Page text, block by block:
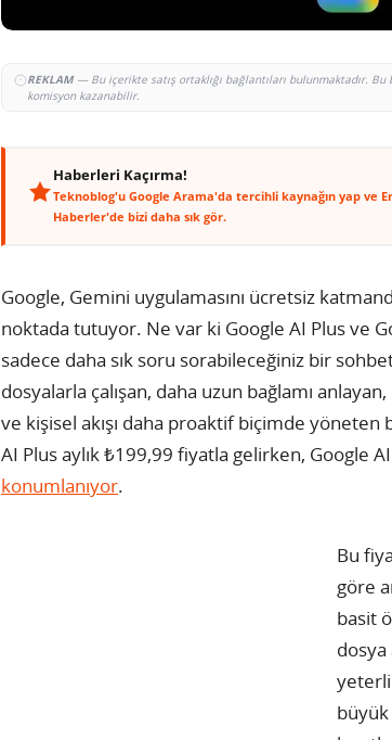
REKLAM— Bu içerikte satış ortaklığı bağlantıları bulunmaktadır.
komisyon kazanabilir.
Haberleri Kaçırma!
Teknoblog'u Google Arama'da tercihli kaynağın yap ve
Haberler'de bizi daha sık gör.
Google, Gemini uygulamasını ücretsiz
noktada tutuyor. Ne var ki Google AI Plus ve
sadece daha sık soru sorabileceğiniz bir
dosyalarla çalışan, daha uzun bağlamı
ve kişisel akışı daha proaktif biçimde yöneten
AI Plus aylık ₺199,99 fiyatla gelirken, Google
konumlanıyor.
Bu
göre
basit
yeterli
büyük